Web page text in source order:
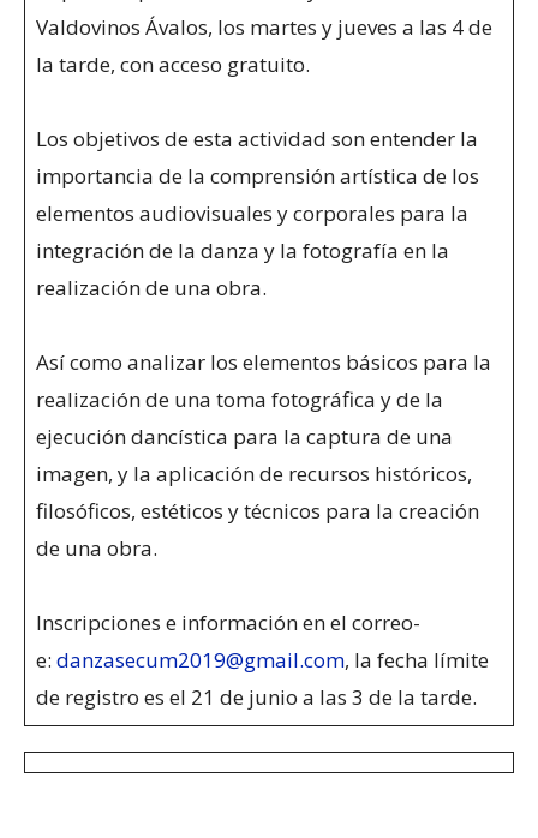
Valdovinos Ávalos, los martes y jueves a las 4 de
la tarde, con acceso gratuito.
Los objetivos de esta actividad son entender la
importancia de la comprensión artística de los
elementos audiovisuales y corporales para la
integración de la danza y la fotografía en la
realización de una obra.
Así como analizar los elementos básicos para la
realización de una toma fotográfica y de la
ejecución dancística para la captura de una
imagen, y la aplicación de recursos históricos,
filosóficos, estéticos y técnicos para la creación
de una obra.
Inscripciones e información en el correo-
e: danzasecum2019@gmail.com, la fecha límite
de registro es el 21 de junio a las 3 de la tarde.